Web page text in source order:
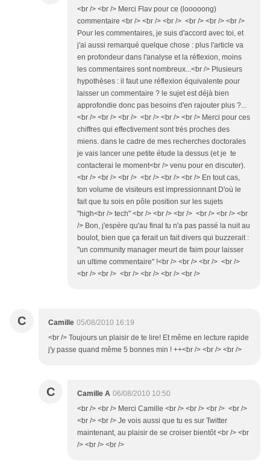
<br /> <br /> Merci Flav pour ce (looooong)
commentaire <br /> <br /> <br /> <br /> <br /> <br />
Pour les commentaires, je suis d'accord avec toi, et
j'ai aussi remarqué quelque chose : plus l'article va
en profondeur dans l'analyse et la réflexion, moins
les commentaires sont nombreux...<br /> Plusieurs
hypothèses : il faut une réflexion équivalente pour
laisser un commentaire ? le sujet est déjà bien
approfondie donc pas besoins d'en rajouter plus ?...
<br /> <br /> <br /> <br /> <br /> <br /> Merci pour ces
chiffres qui effectivement sont très proches des
miens. dans le cadre de mes recherches doctorales
je vais lancer une petite étude la dessus (et je te
contacterai le moment<br /> venu pour en discuter).
<br /> <br /> <br /> <br /> <br /> <br /> En tout cas,
ton volume de visiteurs est impressionnant D'où le
fait que tu sois en pôle position sur les sujets
"high<br /> tech" <br /> <br /> <br /> <br /> <br /> <br
/> Bon, j'espère qu'au final tu n'a pas passé la nuit au
boulot, bien que ça ferait un fait divers qui buzzerait :
"un community manager meurt de faim pour laisser
un ultime commentaire" !<br /> <br /> <br /> <br />
<br /> <br /> <br /> <br /> <br /> <br />
C Camille 05/08/2010 16:19
<br /> Toujours un plaisir de te lire! Et même en lecture rapide
j'y passe quand même 5 bonnes min ! ++<br /> <br /> <br />
C Camille A 06/08/2010 10:50
<br /> <br /> Merci Camille <br /> <br /> <br /> <br />
<br /> <br /> Je vois aussi que tu es sur Twitter
maintenant, au plaisir de se croiser bientôt <br /> <br
/> <br /> <br />